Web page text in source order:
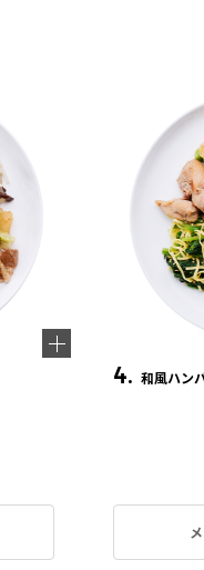
4. 和風ハン